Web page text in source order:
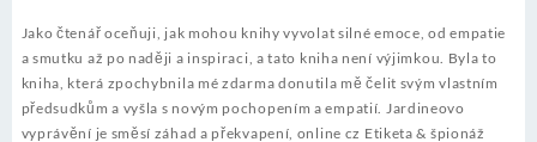
Jako čtenář oceňuji, jak mohou knihy vyvolat silné emoce, od empatie
a smutku až po naději a inspiraci, a tato kniha není výjimkou. Byla to
kniha, která zpochybnila mé zdarma donutila mě čelit svým vlastním
předsudkům a vyšla s novým pochopením a empatií. Jardineovo
vyprávění je směsí záhad a překvapení, online cz Etiketa & špionáž